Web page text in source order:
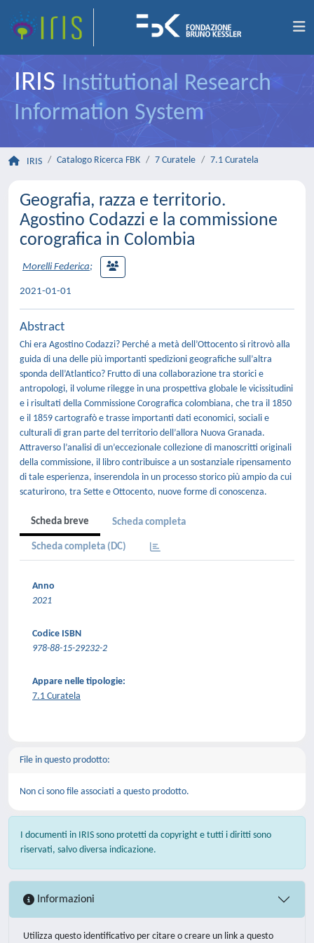
IRIS Institutional Research
Information System
IRIS Catalogo Ricerca FBK 7 Curatele 7.1 Curatela
Geografia, razza e territorio.
Agostino Codazzi e la commissione
corografica in Colombia
Morelli Federica;
2021-01-01
Abstract
Chi era Agostino Codazzi? Perché a metà dell’Ottocento si ritrovò alla
guida di una delle più importanti spedizioni geografiche sull’altra
sponda dell’Atlantico? Frutto di una collaborazione tra storici e
antropologi, il volume rilegge in una prospettiva globale le vicissitudini
e i risultati della Commissione Corografica colombiana, che tra il 1850
e il 1859 cartografò e trasse importanti dati economici, sociali e
culturali di gran parte del territorio dell’allora Nuova Granada.
Attraverso l’analisi di un’eccezionale collezione di manoscritti originali
della commissione, il libro contribuisce a un sostanziale ripensamento
di tale esperienza, inserendola in un processo storico più ampio da cui
scaturirono, tra Sette e Ottocento, nuove forme di conoscenza.
Scheda breve Scheda completa
Scheda completa (DC)
Anno
2021
Codice ISBN
978-88-15-29232-2
Appare nelle tipologie:
7.1 Curatela
File in questo prodotto:
Non ci sono file associati a questo prodotto.
I documenti in IRIS sono protetti da copyright e tutti i diritti sono
riservati, salvo diversa indicazione.
Informazioni
Utilizza questo identificativo per citare o creare un link a questo